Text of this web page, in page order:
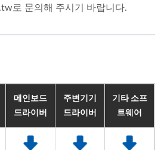
로 문의해 주시기 바랍니다.
메인보드
드라이버
주변기기
드라이버
기타 소프
트웨어